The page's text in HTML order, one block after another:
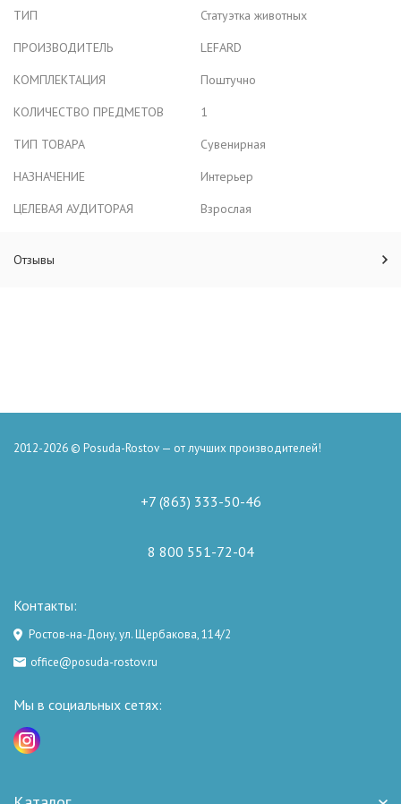
ТИП
Статуэтка животных
ПРОИЗВОДИТЕЛЬ
LEFARD
КОМПЛЕКТАЦИЯ
Поштучно
КОЛИЧЕСТВО ПРЕДМЕТОВ
1
ТИП ТОВАРА
Сувенирная
НАЗНАЧЕНИЕ
Интерьер
ЦЕЛЕВАЯ АУДИТОРАЯ
Взрослая
Отзывы
2012-2026 © Posuda-Rostov — от лучших производителей!
+7 (863) 333-50-46
8 800 551-72-04
Контакты:
Ростов-на-Дону, ул. Щербакова, 114/2
office@posuda-rostov.ru
Мы в социальных сетях: